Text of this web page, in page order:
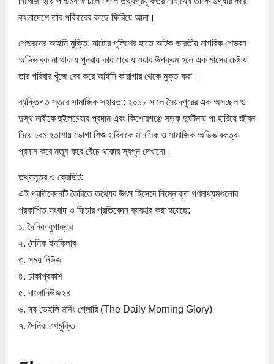
বাংলাদেশে তার পরিবারের কাছে ফিরিয়ে আনা।
শেভরনের আইনি মুক্তি: নাটোর পুলিশের হাতে আটক ভারতীয় নাগরিক শেভরন
অভিভাবক না থাকায় পুনরায় কারাগারে যাওয়ার উপক্রম হলে এক মাসের চেষ্টায়
তার পরিবার খুঁজে বের করে আইনি কারাগার থেকে মুক্ত করা।
ব্যক্তিগত স্তরে সামাজিক সহায়তা: ২০১৮ সালে সৈয়দপুরের এক অসচ্ছল ও
দুস্থ নারীকে হুইলচেয়ার প্রদান এবং কিশোরগঞ্জে সড়ক দুর্ঘটনায় পা হারিয়ে জীবন
নিয়ে চরম হতাশায় ভোগা শিশু হাবিবাকে মানসিক ও সামাজিক অভিভাবকত্ব
প্রদান করে নতুন করে বেঁচে থাকার স্বপ্ন দেখানো।
তথ্যসূত্র ও ক্রেডিট:
এই প্রতিবেদনটি তৈরিতে তথ্যের উৎস হিসেবে নিম্নোক্ত গণমাধ্যমগুলোর
প্রকাশিত সংবাদ ও ফিচার প্রতিবেদন ব্যবহার করা হয়েছে:
১. দৈনিক যুগান্তর
২. দৈনিক ইনকিলাব
৩. সময় নিউজ
৪. ঢাকাপ্রকাশ
৫. বাংলানিউজ২৪
৬. দ্য ডেইলি মর্নিং গ্লোরি (The Daily Morning Glory)
৭. দৈনিক গণমুক্তি